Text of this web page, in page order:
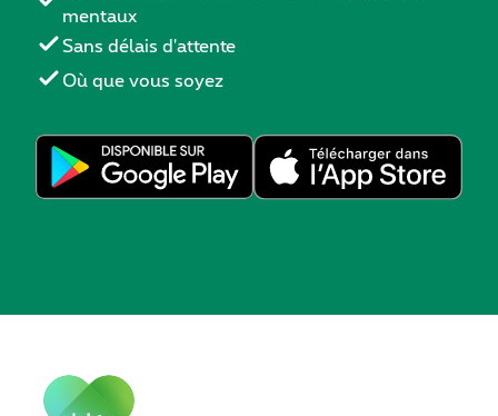
mentaux
Sans délais d'attente
Où que vous soyez